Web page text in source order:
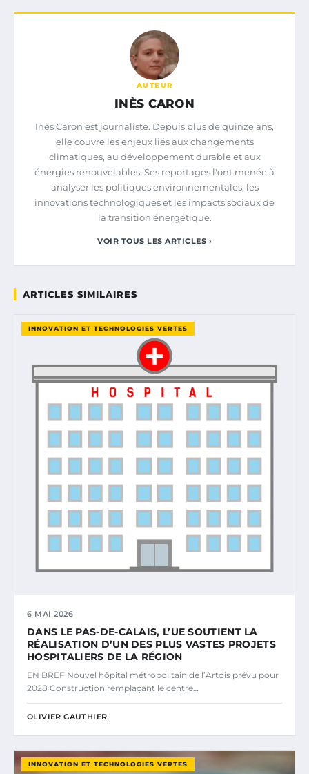
AUTEUR
INÈS CARON
Inès Caron est journaliste. Depuis plus de quinze ans,
elle couvre les enjeux liés aux changements
climatiques, au développement durable et aux
énergies renouvelables. Ses reportages l'ont menée à
analyser les politiques environnementales, les
innovations technologiques et les impacts sociaux de
la transition énergétique.
VOIR TOUS LES ARTICLES ›
ARTICLES SIMILAIRES
INNOVATION ET TECHNOLOGIES VERTES
6 MAI 2026
DANS LE PAS-DE-CALAIS, L’UE SOUTIENT LA
RÉALISATION D’UN DES PLUS VASTES PROJETS
HOSPITALIERS DE LA RÉGION
EN BREF Nouvel hôpital métropolitain de l’Artois prévu pour
2028 Construction remplaçant le centre…
OLIVIER GAUTHIER
INNOVATION ET TECHNOLOGIES VERTES